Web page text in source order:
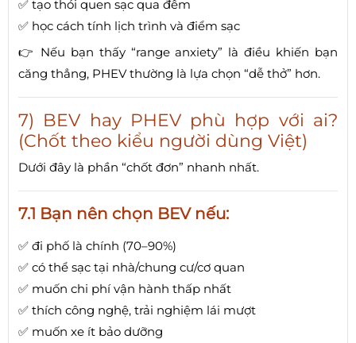
✅ tạo thói quen sạc qua đêm
✅ học cách tính lịch trình và điểm sạc
👉 Nếu bạn thấy “range anxiety” là điều khiến bạn
căng thẳng, PHEV thường là lựa chọn “dễ thở” hơn.
7) BEV hay PHEV phù hợp với ai?
(Chốt theo kiểu người dùng Việt)
Dưới đây là phần “chốt đơn” nhanh nhất.
7.1 Bạn nên chọn BEV nếu:
✅ đi phố là chính (70–90%)
✅ có thể sạc tại nhà/chung cư/cơ quan
✅ muốn chi phí vận hành thấp nhất
✅ thích công nghệ, trải nghiệm lái mượt
✅ muốn xe ít bảo dưỡng